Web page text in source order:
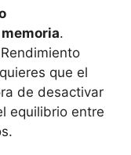
.
que el
de desactivar
equilibrio entre